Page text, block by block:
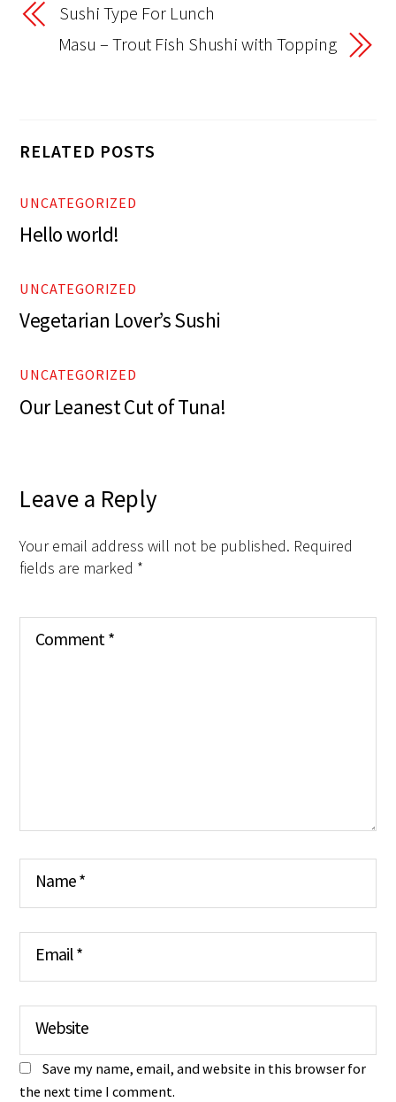
Sushi Type For Lunch
Masu – Trout Fish Shushi with Topping
RELATED POSTS
UNCATEGORIZED
Hello world!
UNCATEGORIZED
Vegetarian Lover’s Sushi
UNCATEGORIZED
Our Leanest Cut of Tuna!
Leave a Reply
Your email address will not be published. Required
fields are marked *
Comment*
Name*
Email*
Website
Save my name, email, and website in this browser for
the next time I comment.